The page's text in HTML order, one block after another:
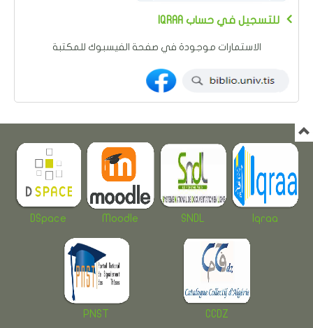
IQRAA للتسجيل في حساب
الاستمارات موجودة في صفحة الفيسبوك للمكتبة
DSpace Moodle SNDL Iqraa
PNST CCDZ